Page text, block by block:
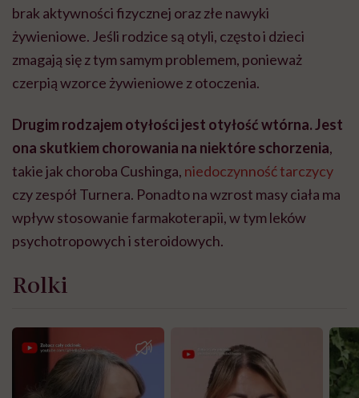
brak aktywności fizycznej oraz złe nawyki
żywieniowe. Jeśli rodzice są otyli, często i dzieci
zmagają się z tym samym problemem, ponieważ
czerpią wzorce żywieniowe z otoczenia.
Drugim rodzajem otyłości jest otyłość wtórna. Jest
ona skutkiem chorowania na niektóre schorzenia,
takie jak choroba Cushinga, niedoczynność tarczycy
czy zespół Turnera. Ponadto na wzrost masy ciała ma
wpływ stosowanie farmakoterapii, w tym leków
psychotropowych i steroidowych.
Rolki